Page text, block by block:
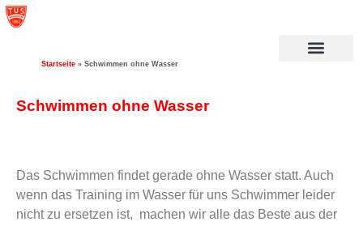
Startseite » Schwimmen ohne Wasser
Schwimmen ohne Wasser
Das Schwimmen findet gerade ohne Wasser statt. Auch
wenn das Training im Wasser für uns Schwimmer leider
nicht zu ersetzen ist, machen wir alle das Beste aus der